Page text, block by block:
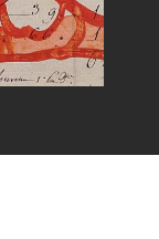
© ADAGP,